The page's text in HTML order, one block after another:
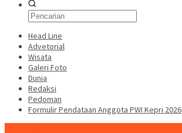
Head Line
Advetorial
Wisata
Galeri Foto
Dunia
Redaksi
Pedoman
Formulir Pendataan Anggota PWI Kepri 2026